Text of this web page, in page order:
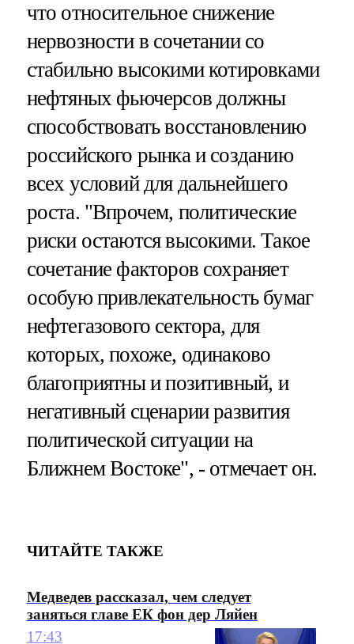
что относительное снижение
нервозности в сочетании со
стабильно высокими котировками
нефтяных фьючерсов должны
способствовать восстановлению
российского рынка и созданию
всех условий для дальнейшего
роста. "Впрочем, политические
риски остаются высокими. Такое
сочетание факторов сохраняет
особую привлекательность бумаг
нефтегазового сектора, для
которых, похоже, одинаково
благоприятны и позитивный, и
негативный сценарии развития
политической ситуации на
Ближнем Востоке", - отмечает он.
ЧИТАЙТЕ ТАКЖЕ
Медведев рассказал, чем следует
заняться главе ЕК фон дер Ляйен
17:43